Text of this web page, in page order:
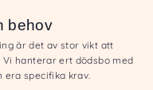
behov
är det av stor vikt att
hanterar ert dödsbo med
specifika krav.